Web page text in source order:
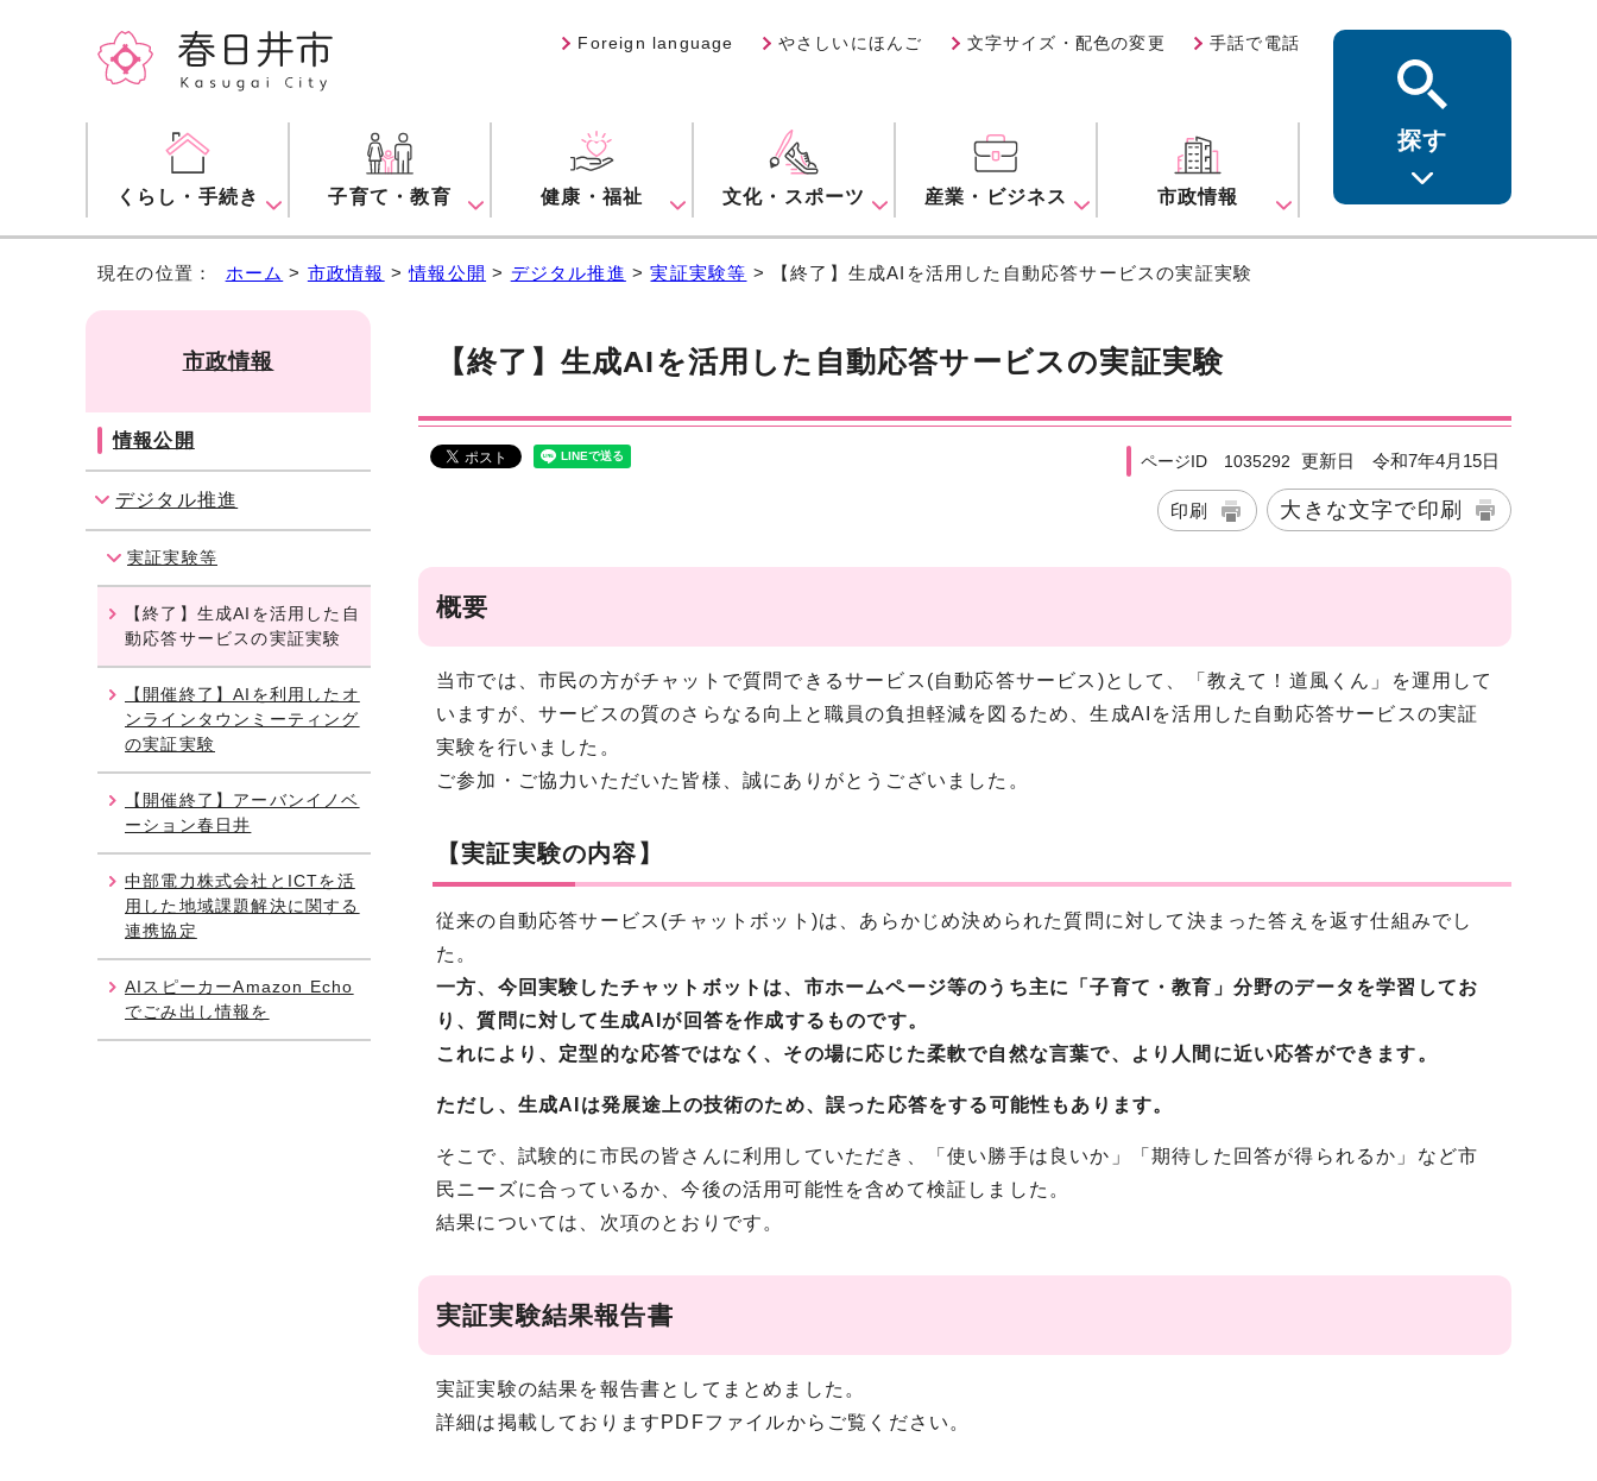
Foreign language やさしいにほんご 文字サイズ・配色の変更 手話で電話
くらし・手続き 子育て・教育 健康・福祉 文化・スポーツ 産業・ビジネス 市政情報
探す
現在の位置： ホーム > 市政情報 >情報公開 > デジタル推進 >実証実験等 > 【終了】生成AIを活用した自動応答サービスの実証実験
【終了】生成AIを活用した自動応答サービスの実証実験
ページID 1035292 更新日 令和7年4月15日
印刷 大きな文字で印刷
概要
当市では、市民の方がチャットで質問できるサービス(自動応答サービス)として、「教えて！道風くん」を運用して
いますが、サービスの質のさらなる向上と職員の負担軽減を図るため、生成AIを活用した自動応答サービスの実証
実験を行いました。
ご参加・ご協力いただいた皆様、誠にありがとうございました。
【実証実験の内容】
従来の自動応答サービス(チャットボット)は、あらかじめ決められた質問に対して決まった答えを返す仕組みでし
た。
一方、今回実験したチャットボットは、市ホームページ等のうち主に「子育て・教育」分野のデータを学習してお
り、質問に対して生成AIが回答を作成するものです。
これにより、定型的な応答ではなく、その場に応じた柔軟で自然な言葉で、より人間に近い応答ができます。
ただし、生成AIは発展途上の技術のため、誤った応答をする可能性もあります。
そこで、試験的に市民の皆さんに利用していただき、「使い勝手は良いか」「期待した回答が得られるか」など市
民ニーズに合っているか、今後の活用可能性を含めて検証しました。
結果については、次項のとおりです。
実証実験結果報告書
実証実験の結果を報告書としてまとめました。
詳細は掲載しておりますPDFファイルからご覧ください。
市政情報
情報公開
デジタル推進
実証実験等
【終了】生成AIを活用した自
動応答サービスの実証実験
【開催終了】AIを利用したオ
ンラインタウンミーティング
の実証実験
【開催終了】アーバンイノベ
ーション春日井
中部電力株式会社とICTを活
用した地域課題解決に関する
連携協定
AIスピーカーAmazon Echo
でごみ出し情報を